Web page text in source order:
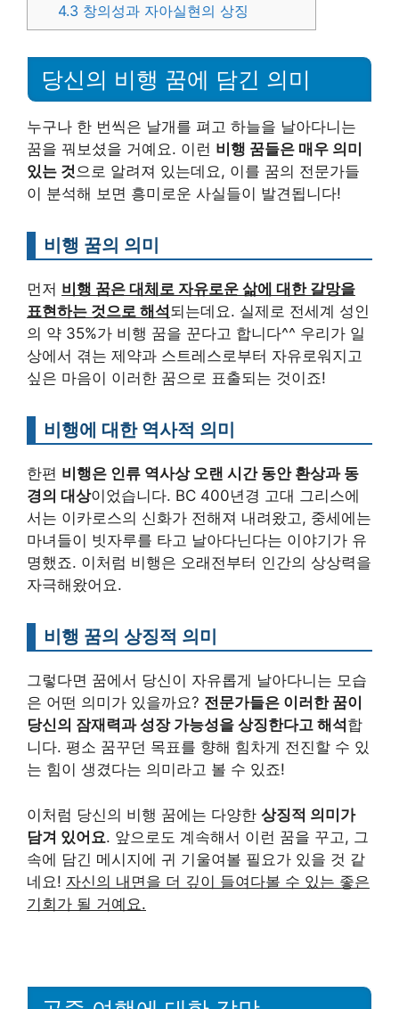
4.3 창의성과 자아실현의 상징
당신의 비행 꿈에 담긴 의미
누구나 한 번씩은 날개를 펴고 하늘을 날아다니는
꿈을 꿔보셨을 거예요. 이런 비행 꿈들은 매우 의미
있는 것으로 알려져 있는데요, 이를 꿈의 전문가들
이 분석해 보면 흥미로운 사실들이 발견됩니다!
비행 꿈의 의미
먼저 비행 꿈은 대체로 자유로운 삶에 대한 갈망을
표현하는 것으로 해석 되는데요. 실제로 전세계 성인
의 약 35%가 비행 꿈을 꾼다고 합니다^^ 우리가 일
상에서 겪는 제약과 스트레스로부터 자유로워지고
싶은 마음이 이러한 꿈으로 표출되는 것이죠!
비행에 대한 역사적 의미
한편 비행은 인류 역사상 오랜 시간 동안 환상과 동
경의 대상이었습니다. BC 400년경 고대 그리스에
서는 이카로스의 신화가 전해져 내려왔고, 중세에는
마녀들이 빗자루를 타고 날아다닌다는 이야기가 유
명했죠. 이처럼 비행은 오래전부터 인간의 상상력을
자극해왔어요.
비행 꿈의 상징적 의미
그렇다면 꿈에서 당신이 자유롭게 날아다니는 모습
은 어떤 의미가 있을까요? 전문가들은 이러한 꿈이
당신의 잠재력과 성장 가능성을 상징한다고 해석 합
니다. 평소 꿈꾸던 목표를 향해 힘차게 전진할 수 있
는 힘이 생겼다는 의미라고 볼 수 있죠!
이처럼 당신의 비행 꿈에는 다양한 상징적 의미가
담겨 있어요. 앞으로도 계속해서 이런 꿈을 꾸고, 그
속에 담긴 메시지에 귀 기울여볼 필요가 있을 것 같
네요! 자신의 내면을 더 깊이 들여다볼 수 있는 좋은
기회가 될 거예요.